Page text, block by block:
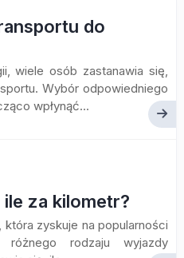
do
wiele osób zastanawia się,
Wybór odpowiedniego
wpłynąć...
za kilometr?
która zyskuje na popularności
rodzaju wyjazdy